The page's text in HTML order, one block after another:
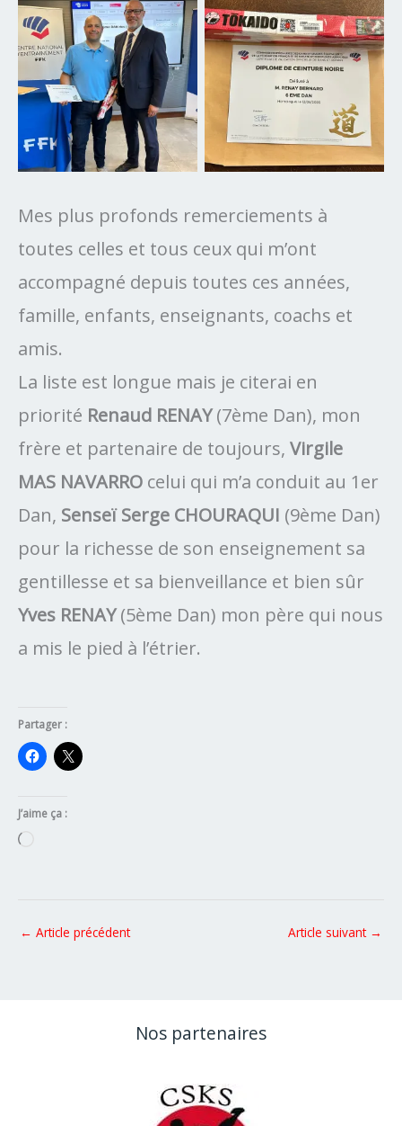
Bernard RENAY, avec Gilles
CHERDIEU, Président de la FF
Karaté, lors de la remise de
ceinture du 6ème dan 12
juin 2026
CN6 Diplôme et ceinture
Bernard RENAY
Mes plus profonds remerciements à
toutes celles et tous ceux qui m’ont
accompagné depuis toutes ces années,
famille, enfants, enseignants, coachs et
amis.
La liste est longue mais je citerai en
priorité Renaud RENAY(7ème Dan), mon
frère et partenaire de toujours, Virgile
MAS NAVARRO celui qui m’a conduit au 1er
Dan, Senseï Serge CHOURAQUI (9ème Dan)
pour la richesse de son enseignement sa
gentillesse et sa bienveillance et bien sûr
Yves RENAY(5ème Dan) mon père qui nous
a mis le pied à l’étrier.
Partager :
J’aime ça :
← Article précédent Article suivant →
Nos partenaires